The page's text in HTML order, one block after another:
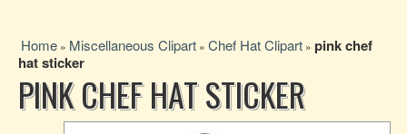
Home » Miscellaneous Clipart » Chef Hat Clipart » pink chef
hat sticker
PINK CHEF HAT STICKER